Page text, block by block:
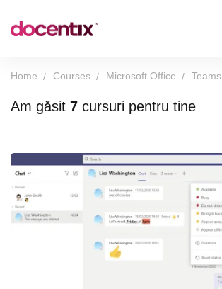
Home Courses Microsoft Office Teams
Am găsit 7 cursuri pentru tine